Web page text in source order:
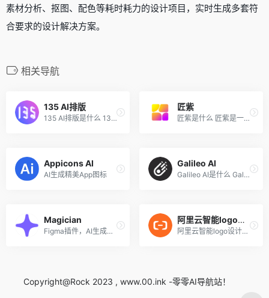
素材分析、抠图、配色等耗时耗力的设计项目，实时生成多套符
合要求的设计解决方案。
相关导航
135 AI排版
135 AI排版是什么 135 AI排版...
匠紫
匠紫是什么 匠紫是一站式AI设...
Appicons AI
AI生成精美App图标
Galileo AI
Galileo AI是什么 Galileo AI...
Magician
Figma插件，AI生成图标、图片...
阿里云智能logo设计
阿里云智能logo设计为中小企...
Copyright@Rock 2023 , www.00.ink -零零AI导航站！